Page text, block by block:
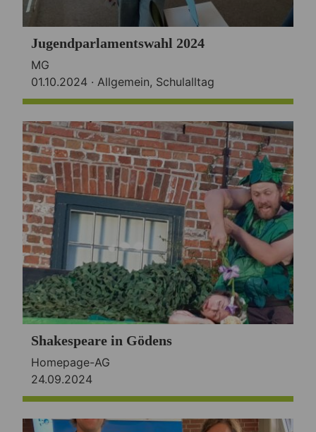
Jugendparlamentswahl 2024
MG
01.10.2024 · Allgemein, Schulalltag
Shakespeare in Gödens
Homepage-AG
24.09.2024